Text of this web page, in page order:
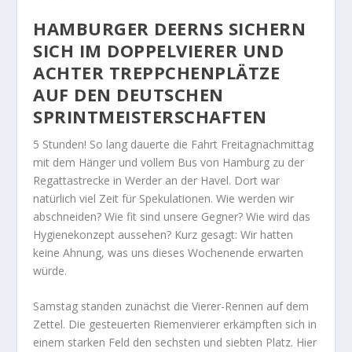
HAMBURGER DEERNS SICHERN
SICH IM DOPPELVIERER UND
ACHTER TREPPCHENPLÄTZE
AUF DEN DEUTSCHEN
SPRINTMEISTERSCHAFTEN
5 Stunden! So lang dauerte die Fahrt Freitagnachmittag
mit dem Hänger und vollem Bus von Hamburg zu der
Regattastrecke in Werder an der Havel. Dort war
natürlich viel Zeit für Spekulationen. Wie werden wir
abschneiden? Wie fit sind unsere Gegner? Wie wird das
Hygienekonzept aussehen? Kurz gesagt: Wir hatten
keine Ahnung, was uns dieses Wochenende erwarten
würde.
Samstag standen zunächst die Vierer-Rennen auf dem
Zettel. Die gesteuerten Riemenvierer erkämpften sich in
einem starken Feld den sechsten und siebten Platz. Hier